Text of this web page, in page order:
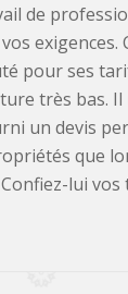
de
exigences.
pour ses
très bas.
un devis
que
lui vos